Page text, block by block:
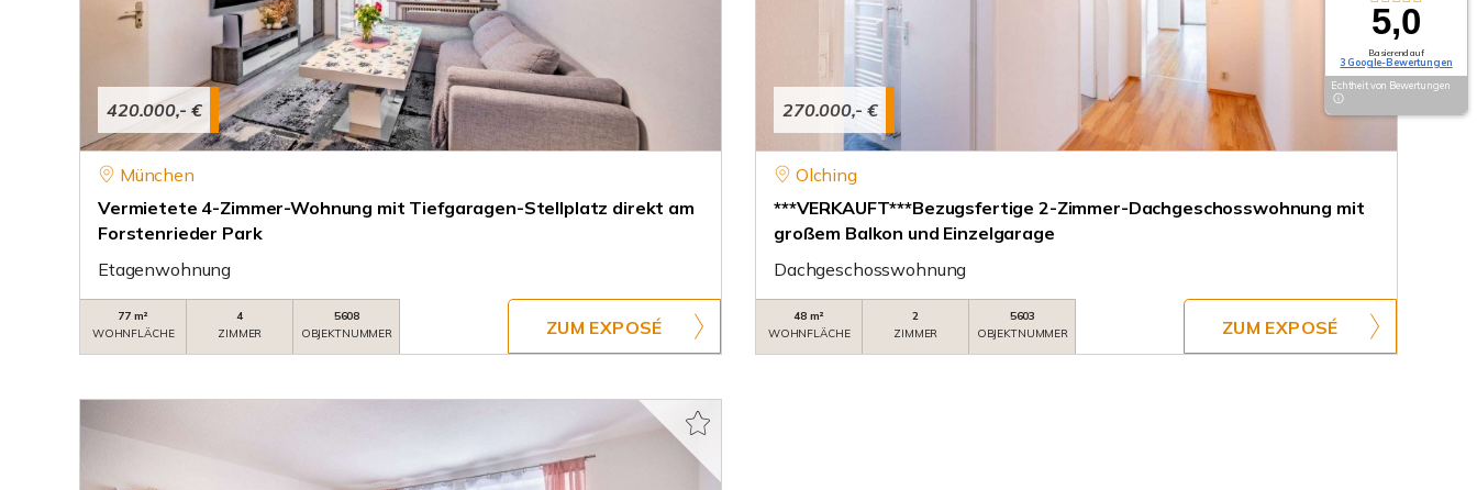
420.000,- €
München
Vermietete 4-Zimmer-Wohnung mit Tiefgaragen-Stellplatz direkt am
Forstenrieder Park
Etagenwohnung
77 m²
WOHNFLÄCHE
4
ZIMMER
5608
OBJEKTNUMMER
ZUM EXPOSÉ
270.000,- €
Olching
***VERKAUFT***Bezugsfertige 2-Zimmer-Dachgeschosswohnung mit
großem Balkon und Einzelgarage
Dachgeschosswohnung
48 m²
WOHNFLÄCHE
2
ZIMMER
5603
OBJEKTNUMMER
ZUM EXPOSÉ
5,0
Basierend auf
3 Google-Bewertungen
Echtheit von Bewertungen